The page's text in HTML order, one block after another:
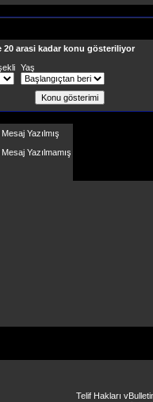
20 arasi kadar konu gösteriliyor
Yaş
Yazılmış
Yazılmamış
Telif Hakları